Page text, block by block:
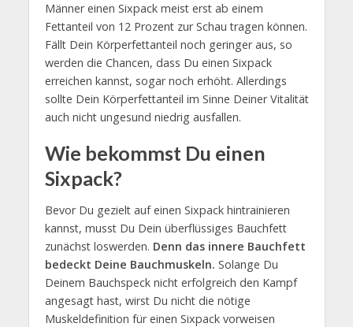
Männer einen Sixpack meist erst ab einem
Fettanteil von 12 Prozent zur Schau tragen können.
Fällt Dein Körperfettanteil noch geringer aus, so
werden die Chancen, dass Du einen Sixpack
erreichen kannst, sogar noch erhöht. Allerdings
sollte Dein Körperfettanteil im Sinne Deiner Vitalität
auch nicht ungesund niedrig ausfallen.
Wie bekommst Du einen
Sixpack?
Bevor Du gezielt auf einen Sixpack hintrainieren
kannst, musst Du Dein überflüssiges Bauchfett
zunächst loswerden. Denn das innere Bauchfett
bedeckt Deine Bauchmuskeln. Solange Du
Deinem Bauchspeck nicht erfolgreich den Kampf
angesagt hast, wirst Du nicht die nötige
Muskeldefinition für einen Sixpack vorweisen